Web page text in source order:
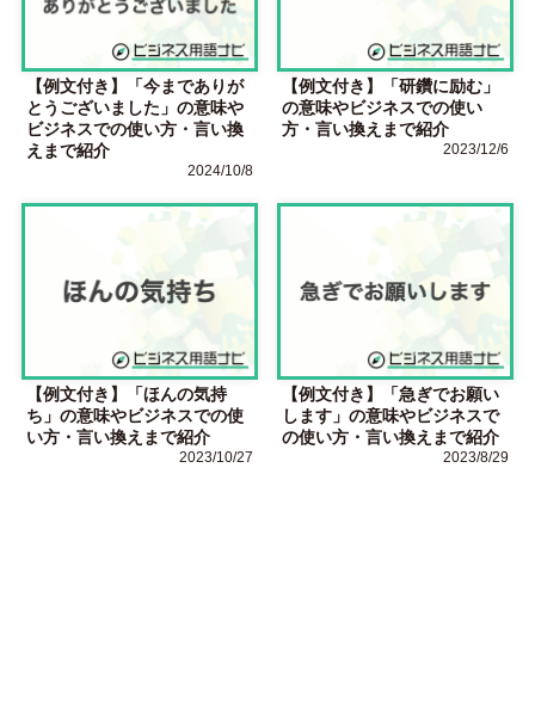
【例文付き】「今までありが
とうございました」の意味や
ビジネスでの使い方・言い換
えまで紹介
2024/10/8
【例文付き】「研鑽に励む」
の意味やビジネスでの使い
方・言い換えまで紹介
2023/12/6
【例文付き】「ほんの気持
ち」の意味やビジネスでの使
い方・言い換えまで紹介
2023/10/27
【例文付き】「急ぎでお願い
します」の意味やビジネスで
の使い方・言い換えまで紹介
2023/8/29